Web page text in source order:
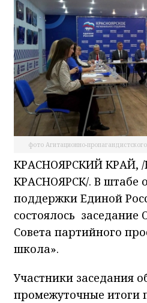
фото Агитационно-
КРАСНОЯРСКИЙ КРАЙ,
КРАСНОЯРСК/. В штабе
поддержки Единой
состоялось заседание
Совета партийного
школа».
Участники заседания
промежуточные итоги